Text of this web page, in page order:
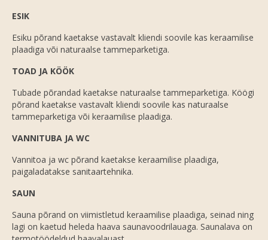
ESIK
Esiku põrand kaetakse vastavalt kliendi soovile kas keraamilise
plaadiga või naturaalse tammeparketiga.
TOAD JA KÖÖK
Tubade põrandad kaetakse naturaalse tammeparketiga. Köögi
põrand kaetakse vastavalt kliendi soovile kas naturaalse
tammeparketiga või keraamilise plaadiga.
VANNITUBA JA WC
Vannitoa ja wc põrand kaetakse keraamilise plaadiga,
paigaladatakse sanitaartehnika.
SAUN
Sauna põrand on viimistletud keraamilise plaadiga, seinad ning
lagi on kaetud heleda haava saunavoodrilauaga. Saunalava on